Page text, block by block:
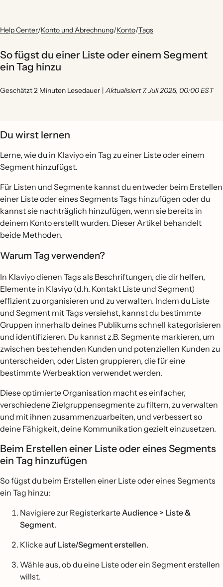
Help Center/Konto und Abrechnung/Konto/Tags
So fügst du einer Liste oder einem Segment
ein Tag hinzu
Geschätzt 2 Minuten Lesedauer | Aktualisiert 7. Juli 2025, 00:00 EST
Du wirst lernen
Lerne, wie du in Klaviyo ein Tag zu einer Liste oder einem
Segment hinzufügst.
Für Listen und Segmente kannst du entweder beim Erstellen
einer Liste oder eines Segments Tags hinzufügen oder du
kannst sie nachträglich hinzufügen, wenn sie bereits in
deinem Konto erstellt wurden. Dieser Artikel behandelt
beide Methoden.
Warum Tag verwenden?
In Klaviyo dienen Tags als Beschriftungen, die dir helfen,
Elemente in Klaviyo (d.h. Kontakt Liste und Segment)
effizient zu organisieren und zu verwalten. Indem du Liste
und Segment mit Tags versiehst, kannst du bestimmte
Gruppen innerhalb deines Publikums schnell kategorisieren
und identifizieren. Du kannst z.B. Segmente markieren, um
zwischen bestehenden Kunden und potenziellen Kunden zu
unterscheiden, oder Listen gruppieren, die für eine
bestimmte Werbeaktion verwendet werden.
Diese optimierte Organisation macht es einfacher,
verschiedene Zielgruppensegmente zu filtern, zu verwalten
und mit ihnen zusammenzuarbeiten, und verbessert so
deine Fähigkeit, deine Kommunikation gezielt einzusetzen.
Beim Erstellen einer Liste oder eines Segments
ein Tag hinzufügen
So fügst du beim Erstellen einer Liste oder eines Segments
ein Tag hinzu:
Navigiere zur RegisterkarteAudience > Liste &
Segment.
Klicke auf Liste/Segment erstellen.
Wähle aus, ob du eine Liste oder ein Segment erstellen
willst.